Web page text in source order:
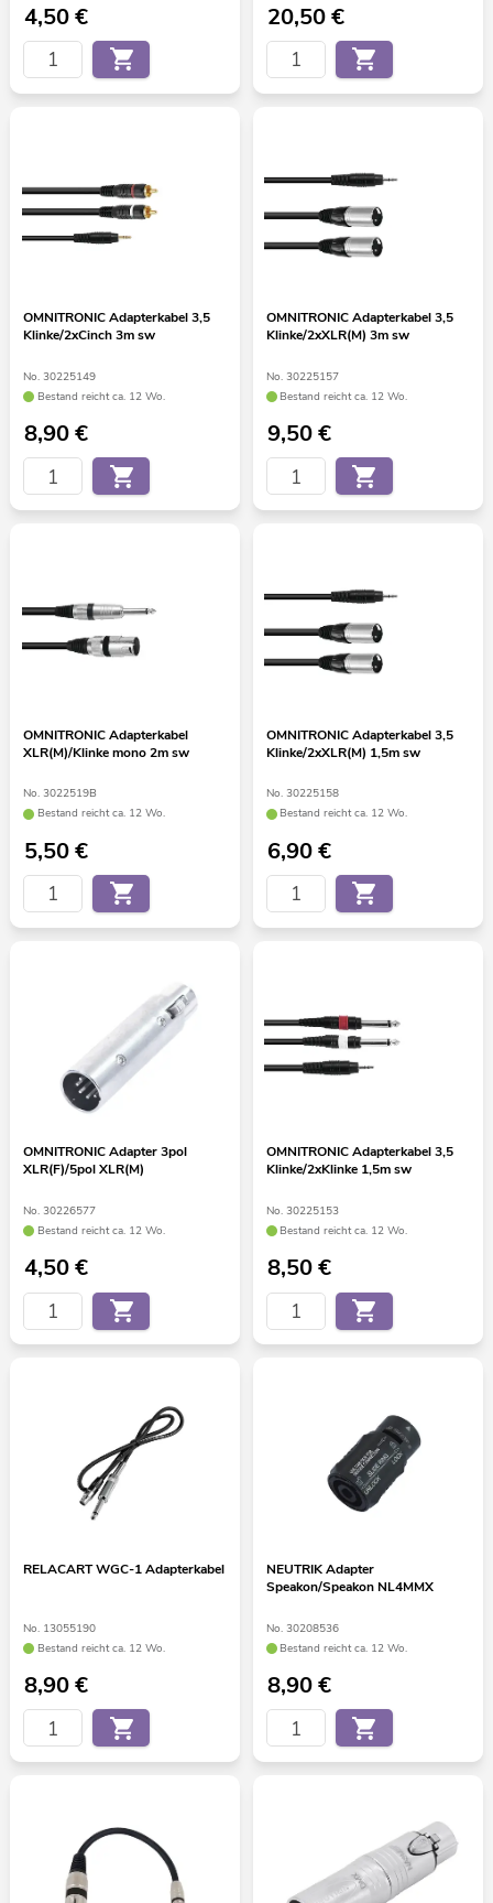
4,50€ 20,50€
OMNITRONIC Adapterkabel 3,5
Klinke/2xCinch 3m sw
No. 30225149
Bestand reicht ca. 12 Wo.
8,90€
OMNITRONIC Adapterkabel 3,5
Klinke/2xXLR(M) 3m sw
No. 30225157
Bestand reicht ca. 12 Wo.
9,50€
OMNITRONIC Adapterkabel
XLR(M)/Klinke mono 2m sw
No. 3022519B
Bestand reicht ca. 12 Wo.
5,50€
OMNITRONIC Adapterkabel 3,5
Klinke/2xXLR(M) 1,5m sw
No. 30225158
Bestand reicht ca. 12 Wo.
6,90€
OMNITRONIC Adapter 3pol
XLR(F)/5pol XLR(M)
No. 30226577
Bestand reicht ca. 12 Wo.
4,50€
OMNITRONIC Adapterkabel 3,5
Klinke/2xKlinke 1,5m sw
No. 30225153
Bestand reicht ca. 12 Wo.
8,50€
RELACART WGC-1 Adapterkabel
No. 13055190
Bestand reicht ca. 12 Wo.
8,90€
NEUTRIK Adapter
Speakon/Speakon NL4MMX
No. 30208536
Bestand reicht ca. 12 Wo.
8,90€